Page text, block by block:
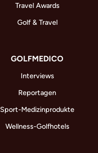
Travel Awards
Golf & Travel
GOLFMEDICO
Interviews
Reportagen
Sport-Medizinprodukte
Wellness-Golfhotels